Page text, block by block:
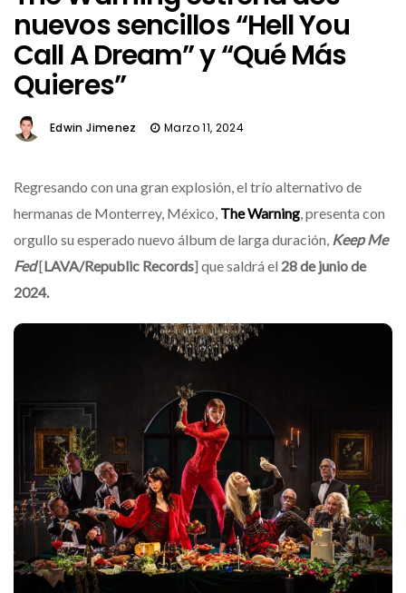
nuevos sencillos “Hell You
Call A Dream” y “Qué Más
Quieres”
Edwin Jimenez Marzo 11, 2024
Regresando con una gran explosión, el trío alternativo de
hermanas de Monterrey, México, The Warning, presenta con
orgullo su esperado nuevo álbum de larga duración, Keep Me
Fed[LAVA/Republic Records] que saldrá el 28 de junio de
2024.